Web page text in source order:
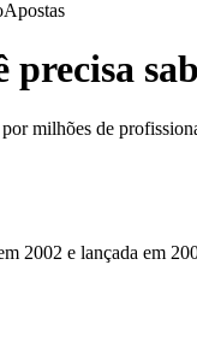
Apostas
precisa
milhões de
2002 e lançada em